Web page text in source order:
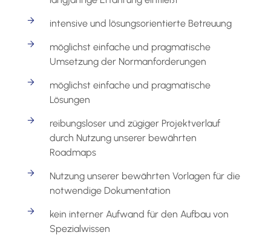
intensive und lösungsorientierte Betreuung
möglichst einfache und pragmatische
Umsetzung der Normanforderungen
möglichst einfache und pragmatische
Lösungen
reibungsloser und zügiger Projektverlauf
durch Nutzung unserer bewährten
Roadmaps
Nutzung unserer bewährten Vorlagen für die
notwendige Dokumentation
kein interner Aufwand für den Aufbau von
Spezialwissen